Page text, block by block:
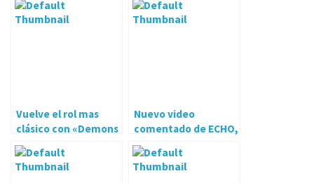
Vuelve el rol mas
clásico con «Demons
Age»
Nuevo video
comentado de ECHO,
el ultimo juego de
Ultra Ultra